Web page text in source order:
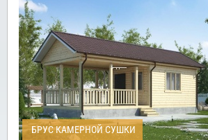
БРУС КАМЕРНОЙ СУШКИ